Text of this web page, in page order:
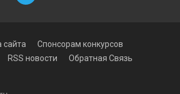
сайта
Спонсорам конкурсов
RSS новости
Обратная Связь